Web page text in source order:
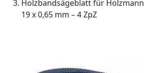
Holzbandsägeblatt für Holzmann
19 x 0,65 mm – 4 ZpZ